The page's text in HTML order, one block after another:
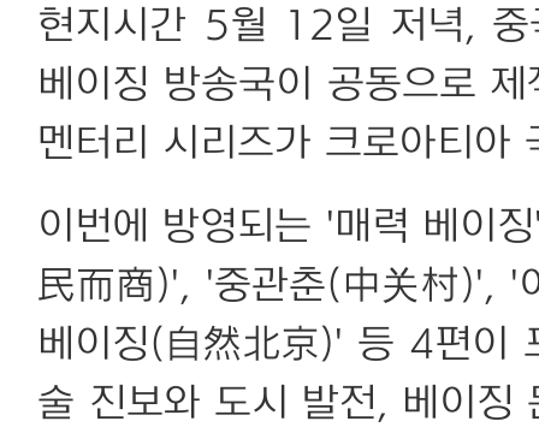
현지시간 5월 12일 저녁, 중
베이징 방송국이 공동으로
멘터리 시리즈가 크로아티아
이번에 방영되는 '매력 베이
民而商)', '중관춘(中关村)', '
베이징(自然北京)' 등 4편이
술 진보와 도시 발전, 베이징